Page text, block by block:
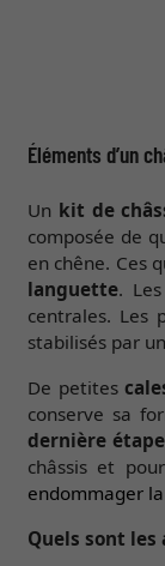
Éléments d’un
Un kit de
composée de
en chêne. Ces
languette.
centrales. Les
stabilisés par
De petites
conserve sa
dernière étape
châssis et
endommager
Quels sont les